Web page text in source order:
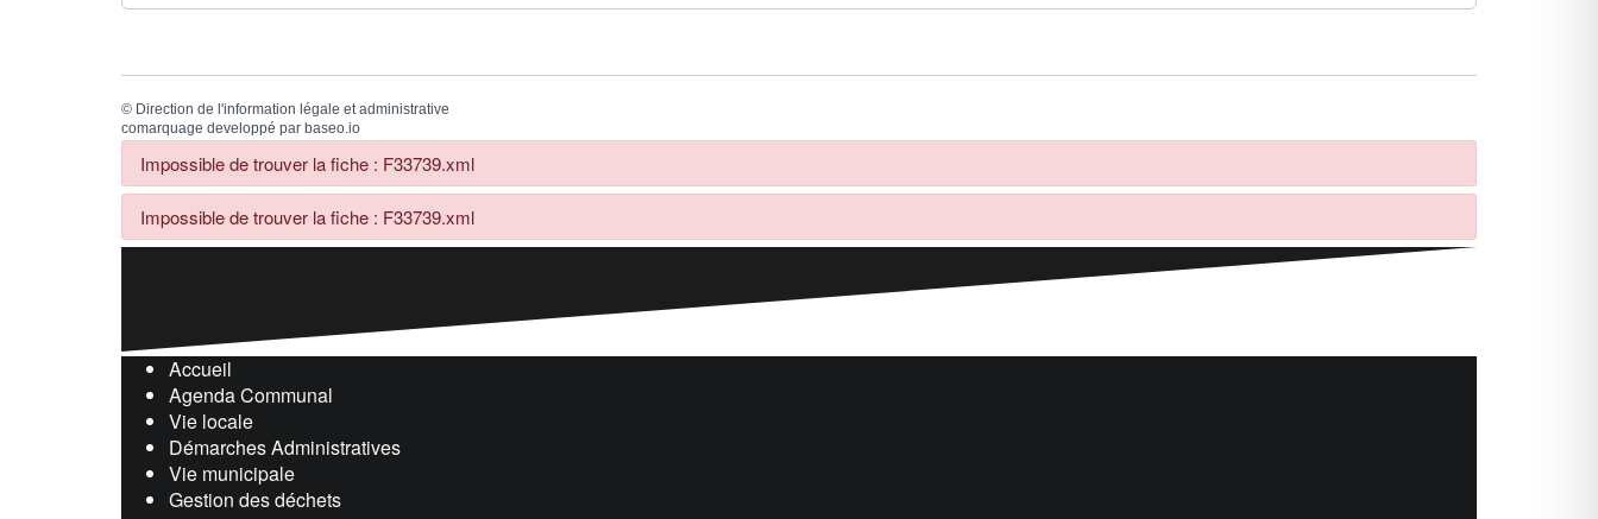
© Direction de l'information légale et administrative
comarquage developpé par baseo.io
Impossible de trouver la fiche : F33739.xml
Impossible de trouver la fiche : F33739.xml
Accueil
Agenda Communal
Vie locale
Démarches Administratives
Vie municipale
Gestion des déchets